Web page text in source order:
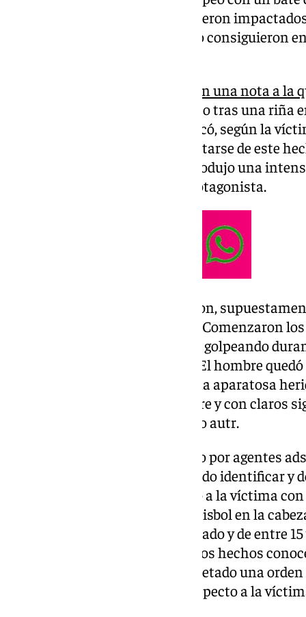
misma edad. Los vecinos, que vieron
fuerzas de seguridad, aunque no consiguieron
la Policía en una nota a la
, este hecho se produjo tras una riña
comenzó un menor, que se dedicó, según la
fachada de su vivienda. Al percatarse de este
pequeño, cundo entonces, se produjo una
acabó con la violencia como protagonista.
Los familiares del menor salieron,
comportamiento con el menor. Comenzaron
acabaron con el tío del pequeño golpeando
afectado con el bate de béisbol. El hombre
en el rostro, lo que le produjo una aparatosa
encontraron al sujeto con sangre y con claros
lograron interceptar al presunto autr.
«La investigación, llevada a cabo por agentes
Comisaría de Ronda, ha permitido identificar y
agresión, quien habría golpeado a la víctima
continuación, con un bate de béisbol en la
personas, del entorno del arrestado y de entre
De los hechos
número 2 de Ronda, que ha decretado una
implicados mayores de edad respecto a la